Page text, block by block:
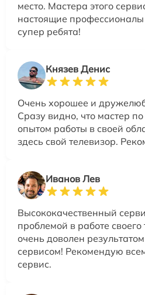
место. Мастера этого
настоящие профессионалы
супер ребята!
Князев Денис
Очень хорошее и
Сразу видно, что мастер
опытом работы в своей
здесь свой телевизор.
Иванов Лев
Высококачественный
проблемой в работе своего
очень доволен
сервисом! Рекомендую
сервис.